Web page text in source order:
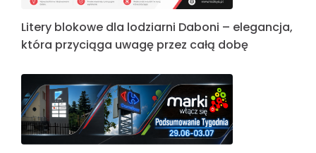
Litery blokowe dla lodziarni Daboni – elegancja,
która przyciąga uwagę przez całą dobę